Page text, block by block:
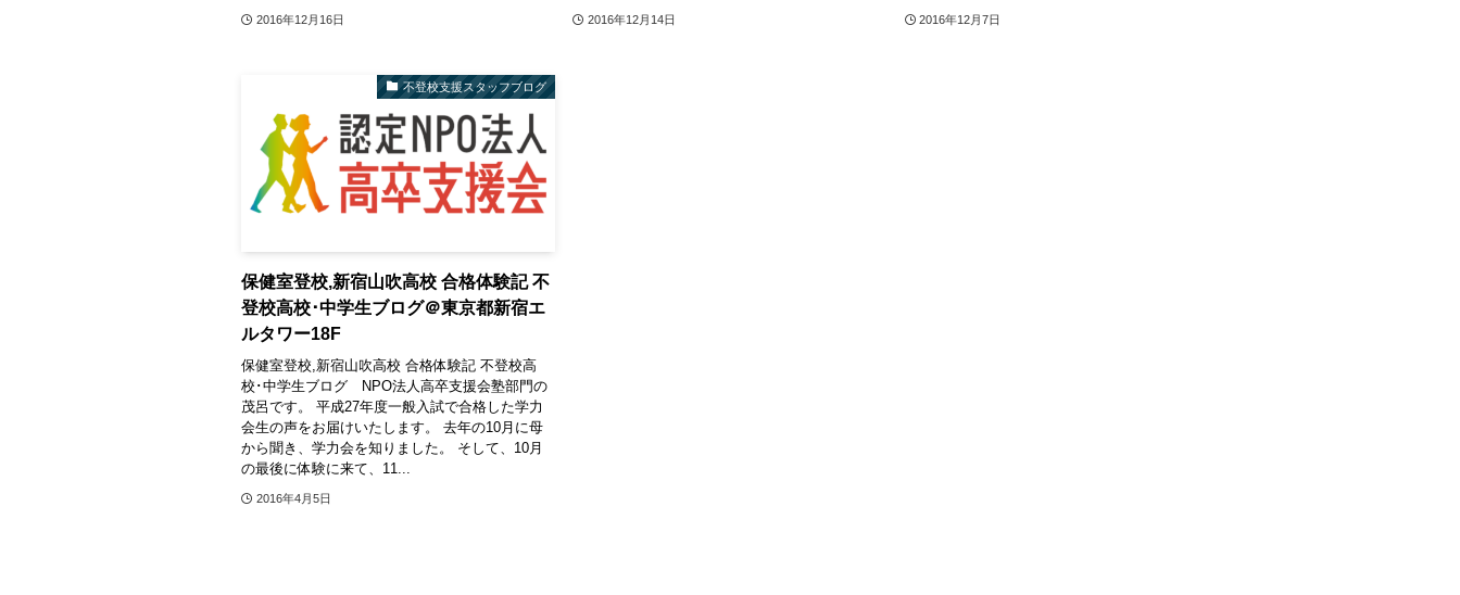
2016年12月16日 2016年12月14日 2016年12月7日
不登校支援スタッフブログ
保健室登校,新宿山吹高校 合格体験記 不
登校高校･中学生ブログ＠東京都新宿エ
ルタワー18F
保健室登校,新宿山吹高校 合格体験記 不登校高
校･中学生ブログ NPO法人高卒支援会塾部門の
茂呂です。 平成27年度一般入試で合格した学力
会生の声をお届けいたします。 去年の10月に母
から聞き、学力会を知りました。 そして、10月
の最後に体験に来て、11...
2016年4月5日